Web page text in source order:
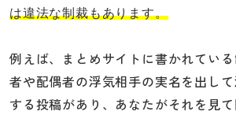
は違法な制裁もあります。
例えば、まとめサイトに書かれてい
者や配偶者の浮気相手の実名を出し
する投稿があり、あなたがそれを見